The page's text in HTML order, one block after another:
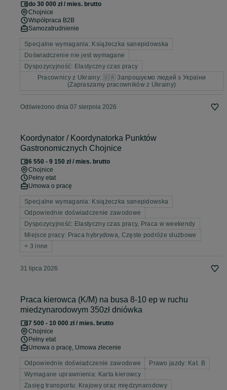
do 30 000 zł / mies. brutto
Chojnice
Współpraca B2B
Samozatrudnienie
Specjalne wymagania: Książeczka sanepidowska
Doświadczenie nie jest wymagane
Dyspozycyjność: Elastyczny czas pracy
Pracownicy z Ukrainy: 🇺🇦 Запрошуємо людей з України
(Zapraszamy pracowników z Ukrainy)
Odświeżono dnia 07 sierpnia 2026
Koordynator / Koordynatorka Punktów
Gastronomicznych Chojnice
6 550 - 9 150 zł / mies. brutto
Chojnice
Pełny etat
Umowa o pracę
Specjalne wymagania: Książeczka sanepidowska
Odpowiednie doświadczenie zawodowe
Dyspozycyjność: Elastyczny czas pracy, Praca w weekendy
Miejsce pracy: Praca hybrydowa, Częste podróże służbowe
+ 3 inne
31 lipca 2026
Praca kierowca (K/M) na busa 8-10 ep w ruchu
miedzynarodowym 350zł dniówka
7 500 - 10 000 zł / mies. brutto
Chojnice
Pełny etat
Umowa o pracę, Umowa zlecenie
Odpowiednie doświadczenie zawodowe
Prawo jazdy: Kat. B
Wymagane uprawnienia: Karta kierowcy
Zasięg transportu: Krajowy oraz międzynarodowy